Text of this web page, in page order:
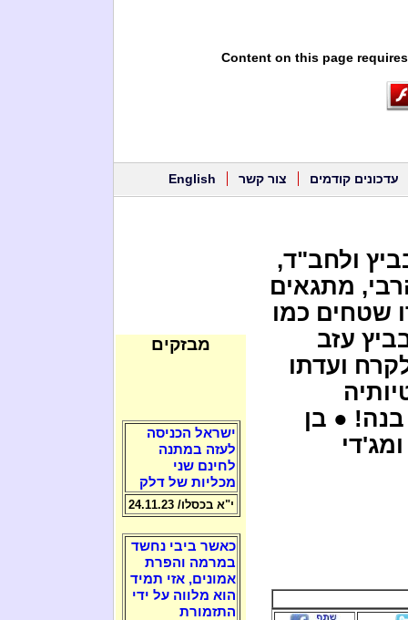
Content on this page
עדכונים קודמים צור קשר English
ולחב"ד,
מתגאים
שטחים כמו
עזב
ועדתו
● בן
מבזקים
ישראל הכניסה
לעזה במתנה
לחינם שני
מכליות של דלק
י"א בכסלו/ 24.11.23
כאשר ביבי נחשד
במרמה והפרת
אמונים, אזי תמיד
הוא מלווה על ידי
התזמורת